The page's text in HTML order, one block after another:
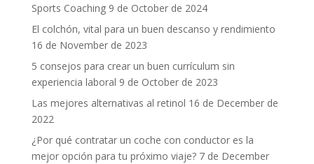
Sports Coaching 9 de October de 2024
El colchón, vital para un buen descanso y rendimiento
16 de November de 2023
5 consejos para crear un buen currículum sin
experiencia laboral 9 de October de 2023
Las mejores alternativas al retinol 16 de December de
2022
¿Por qué contratar un coche con conductor es la
mejor opción para tu próximo viaje? 7 de December